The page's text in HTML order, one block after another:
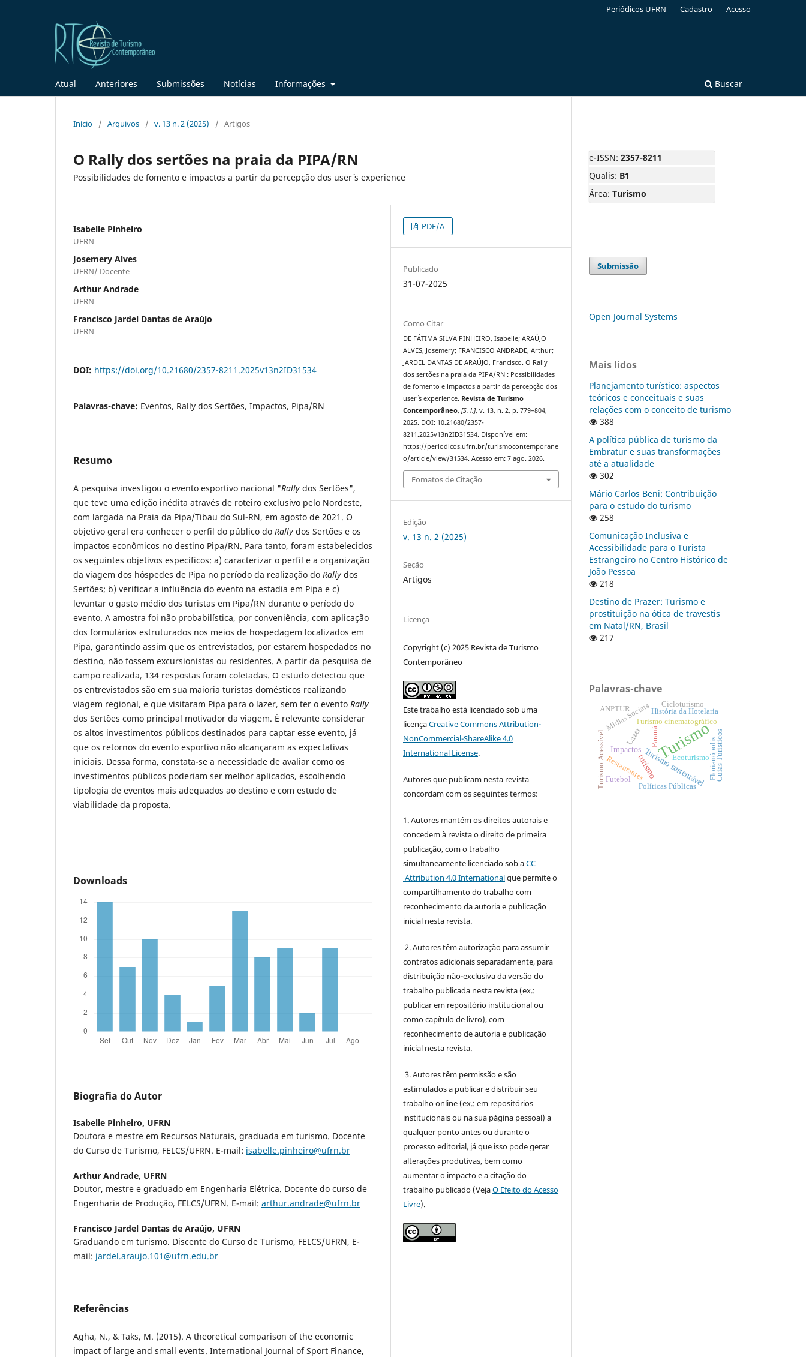
Atual Anteriores Submissões Notícias Informações Buscar
Periódicos UFRN Cadastro Acesso
Início / Arquivos / v. 13 n. 2 (2025) / Artigos
O Rally dos sertões na praia da PIPA/RN
Possibilidades de fomento e impactos a partir da percepção dos user` s experience
Isabelle Pinheiro
UFRN
Josemery Alves
UFRN/ Docente
Arthur Andrade
UFRN
Francisco Jardel Dantas de Araújo
UFRN
DOI: https://doi.org/10.21680/2357-8211.2025v13n2ID31534
Palavras-chave: Eventos, Rally dos Sertões, Impactos, Pipa/RN
Resumo
A pesquisa investigou o evento esportivo nacional "Rally dos Sertões",
que teve uma edição inédita através de roteiro exclusivo pelo Nordeste,
com largada na Praia da Pipa/Tibau do Sul-RN, em agosto de 2021. O
objetivo geral era conhecer o perfil do público do Rally dos Sertões e os
impactos econômicos no destino Pipa/RN. Para tanto, foram estabelecidos
os seguintes objetivos específicos: a) caracterizar o perfil e a organização
da viagem dos hóspedes de Pipa no período da realização do Rally dos
Sertões; b) verificar a influência do evento na estadia em Pipa e c)
levantar o gasto médio dos turistas em Pipa/RN durante o período do
evento. A amostra foi não probabilística, por conveniência, com aplicação
dos formulários estruturados nos meios de hospedagem localizados em
Pipa, garantindo assim que os entrevistados, por estarem hospedados no
destino, não fossem excursionistas ou residentes. A partir da pesquisa de
campo realizada, 134 respostas foram coletadas. O estudo detectou que
os entrevistados são em sua maioria turistas domésticos realizando
viagem regional, e que visitaram Pipa para o lazer, sem ter o evento Rally
dos Sertões como principal motivador da viagem. É relevante considerar
os altos investimentos públicos destinados para captar esse evento, já
que os retornos do evento esportivo não alcançaram as expectativas
iniciais. Dessa forma, constata-se a necessidade de avaliar como os
investimentos públicos poderiam ser melhor aplicados, escolhendo
tipologia de eventos mais adequados ao destino e com estudo de
viabilidade da proposta.
Downloads
Biografia do Autor
Isabelle Pinheiro, UFRN
Doutora e mestre em Recursos Naturais, graduada em turismo. Docente
do Curso de Turismo, FELCS/UFRN. E-mail: isabelle.pinheiro@ufrn.br
Arthur Andrade, UFRN
Doutor, mestre e graduado em Engenharia Elétrica. Docente do curso de
Engenharia de Produção, FELCS/UFRN. E-mail: arthur.andrade@ufrn.br
Francisco Jardel Dantas de Araújo, UFRN
Graduando em turismo. Discente do Curso de Turismo, FELCS/UFRN, E-
mail: jardel.araujo.101@ufrn.edu.br
Referências
Agha, N., & Taks, M. (2015). A theoretical comparison of the economic
impact of large and small events. International Journal of Sport Finance,
PDF/A
Publicado
31-07-2025
Como Citar
DE FÁTIMA SILVA PINHEIRO, Isabelle; ARAÚJO
ALVES, Josemery; FRANCISCO ANDRADE, Arthur;
JARDEL DANTAS DE ARAÚJO, Francisco. O Rally
dos sertões na praia da PIPA/RN : Possibilidades
de fomento e impactos a partir da percepção dos
user` s experience. Revista de Turismo
Contemporâneo,[S. l.], v. 13, n. 2, p. 779–804,
2025. DOI: 10.21680/2357-
8211.2025v13n2ID31534. Disponível em:
https://periodicos.ufrn.br/turismocontemporane
o/article/view/31534. Acesso em: 7 ago. 2026.
Fomatos de Citação
Edição
v. 13 n. 2 (2025)
Seção
Artigos
Licença
Copyright (c) 2025 Revista de Turismo
Contemporâneo
Este trabalho está licenciado sob uma
licençaCreative Commons Attribution-
NonCommercial-ShareAlike 4.0
International License.
Autores que publicam nesta revista
concordam com os seguintes termos:
1. Autores mantém os direitos autorais e
concedem à revista o direito de primeira
publicação, com o trabalho
simultaneamente licenciado sob aCC
Attribution 4.0 Internationalque permite o
compartilhamento do trabalho com
reconhecimento da autoria e publicação
inicial nesta revista.
2. Autores têm autorização para assumir
contratos adicionais separadamente, para
distribuição não-exclusiva da versão do
trabalho publicada nesta revista (ex.:
publicar em repositório institucional ou
como capítulo de livro), com
reconhecimento de autoria e publicação
inicial nesta revista.
3. Autores têm permissão e são
estimulados a publicar e distribuir seu
trabalho online (ex.: em repositórios
institucionais ou na sua página pessoal) a
qualquer ponto antes ou durante o
processo editorial, já que isso pode gerar
alterações produtivas, bem como
aumentar o impacto e a citação do
trabalho publicado (VejaO Efeito do Acesso
Livre).
e-ISSN: 2357-8211
Qualis: B1
Área: Turismo
Submissão
Open Journal Systems
Mais lidos
Planejamento turístico: aspectos
teóricos e conceituais e suas
relações com o conceito de turismo
388
A política pública de turismo da
Embratur e suas transformações
até a atualidade
302
Mário Carlos Beni: Contribuição
para o estudo do turismo
258
Comunicação Inclusiva e
Acessibilidade para o Turista
Estrangeiro no Centro Histórico de
João Pessoa
218
Destino de Prazer: Turismo e
prostituição na ótica de travestis
em Natal/RN, Brasil
217
Palavras-chave
Turismo
Turismo sustentável
turismo
Impactos
Lazer
EcoturismoFlorianópolis
Turismo cinematográfico
Mídias Sociais
Turismo AcessívelRestaurantes
Paraná
Políticas Públicas
História da Hotelaria
Guias Turísticos
Futebol
ANPTUR
Cicloturismo